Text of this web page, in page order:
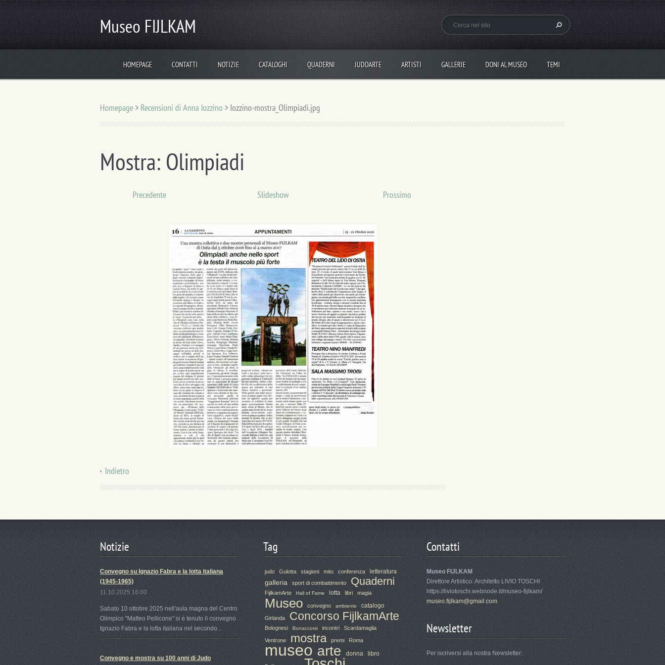
Museo FIJLKAM
HOMEPAGE CONTATTI NOTIZIE CATALOGHI QUADERNI JUDOARTE ARTISTI GALLERIE DONI AL MUSEO TEMI
Homepage > Recensioni di Anna Iozzino > Iozzino-mostra_Olimpiadi.jpg
Mostra: Olimpiadi
Precedente Slideshow Prossimo
Indietro
Notizie
Convegno su Ignazio Fabra e la lotta italiana
(1945-1965)
11.10.2025 16:00
Sabato 10 ottobre 2025 nell'aula magna del Centro
Olimpico "Matteo Pellicone" si è tenuto il convegno
Ignazio Fabra e la lotta italiana nel secondo...
Convegno e mostra su 100 anni di Judo
Tag
judo Gulotta stagioni mito conferenza letteratura
galleria sport di combattimento Quaderni
FijlkamArte Hall of Fame lotta libri magia
Museo convegno ambiente catalogo
Girlanda Concorso FijlkamArte
Bolognesi Bonaccorsi incontri Scardamaglia
Ventrone mostra premi Roma
museo arte donna libro
Contatti
Museo FIJLKAM
Direttore Artistico: Architetto LIVIO TOSCHI
https://liviotoschi.webnode.it/museo-fijlkam/
museo.fijlkam@gmail.com
Newsletter
Per iscriversi alla nostra Newsletter: